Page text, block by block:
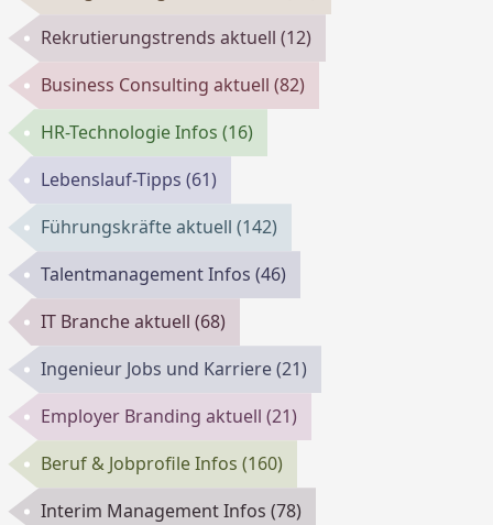
Rekrutierungstrends aktuell(12)
Business Consulting aktuell(82)
HR-Technologie Infos(16)
Lebenslauf-Tipps(61)
Führungskräfte aktuell(142)
Talentmanagement Infos(46)
IT Branche aktuell(68)
Ingenieur Jobs und Karriere(21)
Employer Branding aktuell(21)
Beruf & Jobprofile Infos(160)
Interim Management Infos(78)